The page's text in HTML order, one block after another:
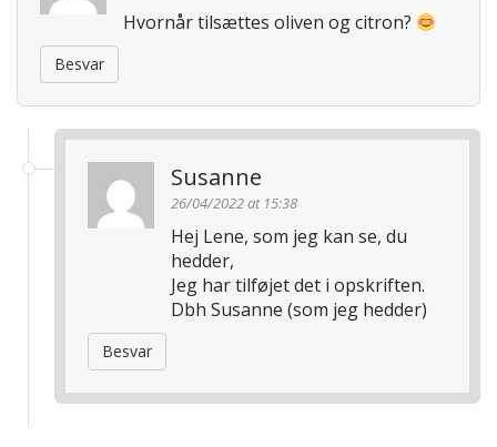
Hvornår tilsættes oliven og citron?
Besvar
Susanne
26/04/2022 at 15:38
Hej Lene, som jeg kan se, du
hedder,
Jeg har tilføjet det i opskriften.
Dbh Susanne (som jeg hedder)
Besvar